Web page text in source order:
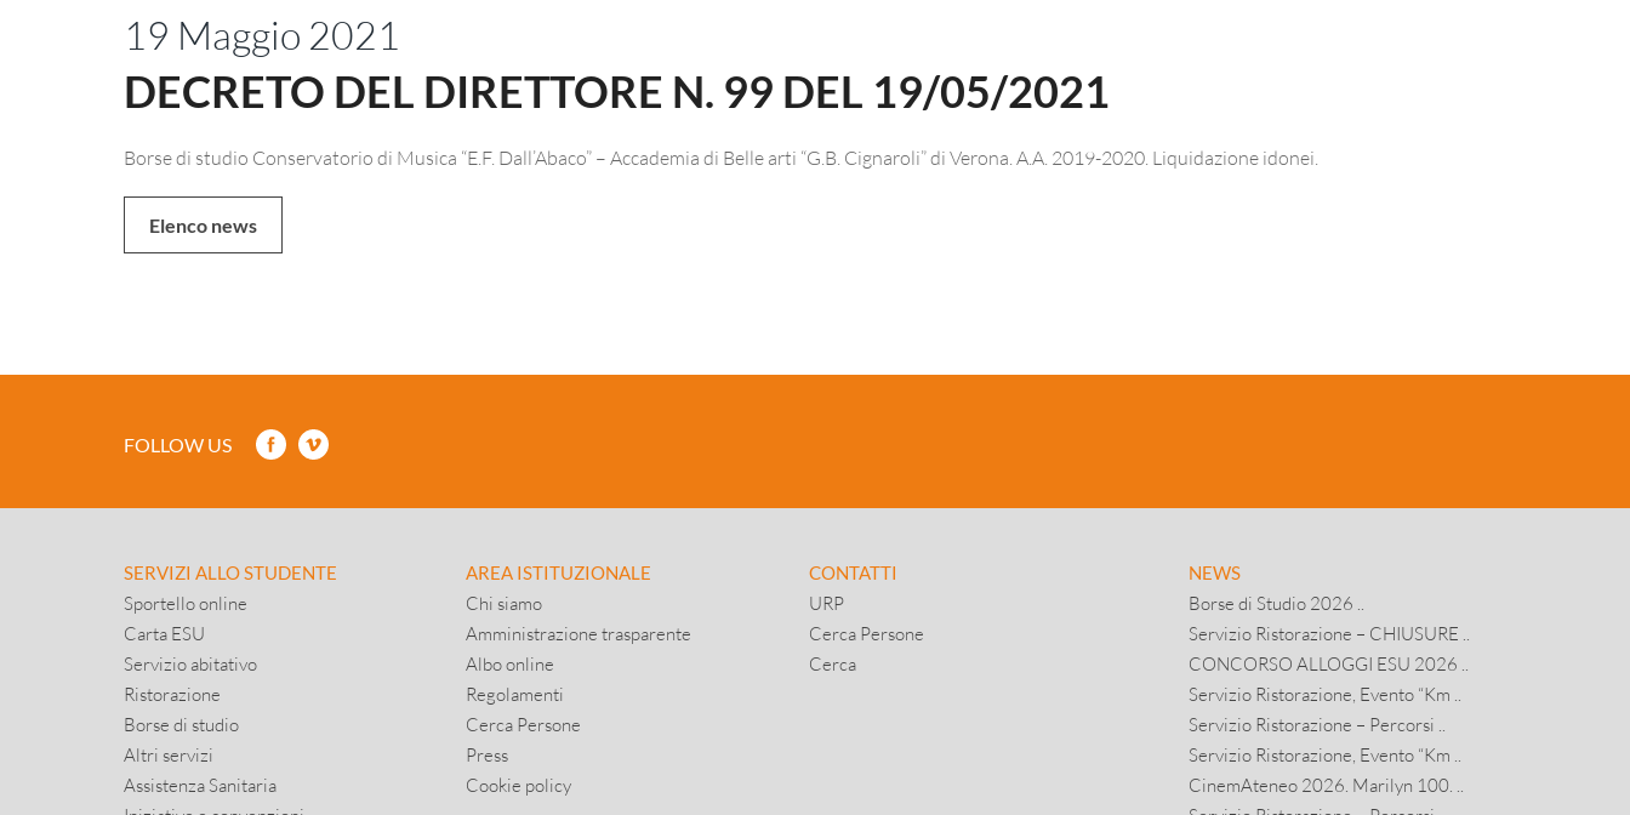
19 Maggio 2021
DECRETO DEL DIRETTORE N. 99 DEL 19/05/2021
Borse di studio Conservatorio di Musica “E.F. Dall’Abaco” – Accademia di Belle arti “G.B. Cignaroli” di Verona. A.A. 2019-2020. Liquidazione idonei.
Elenco news
FOLLOW US
SERVIZI ALLO STUDENTE
Sportello online
Carta ESU
Servizio abitativo
Ristorazione
Borse di studio
Altri servizi
Assistenza Sanitaria
AREA ISTITUZIONALE
Chi siamo
Amministrazione trasparente
Albo online
Regolamenti
Cerca Persone
Press
Cookie policy
CONTATTI
URP
Cerca Persone
Cerca
NEWS
Borse di Studio 2026 ..
Servizio Ristorazione – CHIUSURE ..
CONCORSO ALLOGGI ESU 2026 ..
Servizio Ristorazione, Evento “Km ..
Servizio Ristorazione – Percorsi ..
Servizio Ristorazione, Evento “Km ..
CinemAteneo 2026. Marilyn 100. ..